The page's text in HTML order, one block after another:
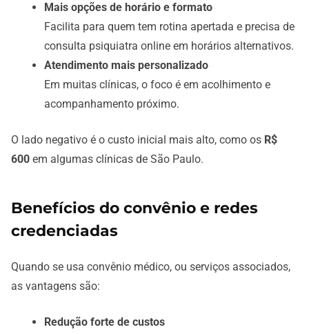
Mais opções de horário e formato
Facilita para quem tem rotina apertada e precisa de
consulta psiquiatra online em horários alternativos.
Atendimento mais personalizado
Em muitas clínicas, o foco é em acolhimento e
acompanhamento próximo.
O lado negativo é o custo inicial mais alto, como os R$
600 em algumas clínicas de São Paulo.
Benefícios do convênio e redes
credenciadas
Quando se usa convênio médico, ou serviços associados,
as vantagens são:
Redução forte de custos